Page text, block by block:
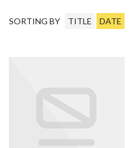
SORTING BY TITLE DATE